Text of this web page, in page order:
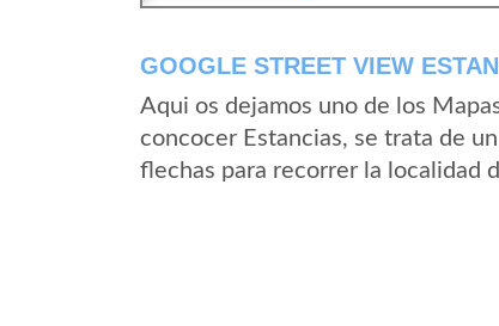
GOOGLE STREET VIEW
Aqui os dejamos uno de los
concocer Estancias, se trata de
flechas para recorrer la localidad